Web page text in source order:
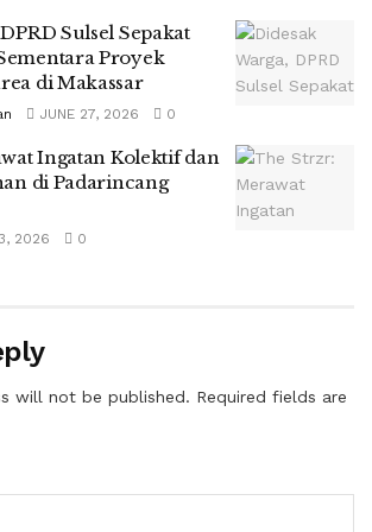
Sulsel Sepakat
Proyek
di Makassar
JUNE 27, 2026 0
Ingatan Kolektif dan
di Padarincang
2026 0
will not be published. Required fields are